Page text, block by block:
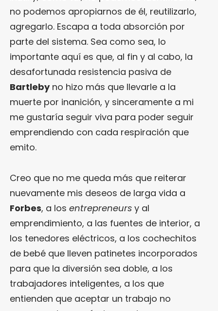
no podemos apropiarnos de él, reutilizarlo,
agregarlo. Escapa a toda absorción por
parte del sistema. Sea como sea, lo
importante aquí es que, al fin y al cabo, la
desafortunada resistencia pasiva de
Bartlebyno hizo más que llevarle a la
muerte por inanición, y sinceramente a mi
me gustaría seguir viva para poder seguir
emprendiendo con cada respiración que
emito.
Creo que no me queda más que reiterar
nuevamente mis deseos de larga vida a
Forbes, a los entrepreneurs y al
emprendimiento, a las fuentes de interior, a
los tenedores eléctricos, a los cochechitos
de bebé que lleven patinetes incorporados
para que la diversión sea doble, a los
trabajadores inteligentes, a los que
entienden que aceptar un trabajo no